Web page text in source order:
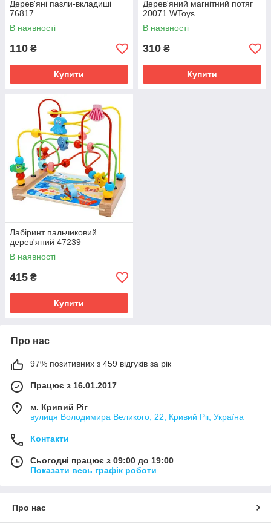
Дерев'яні пазли-вкладиші
76817
В наявності
110 ₴
Купити
Дерев'яний магнітний потяг
20071 WToys
В наявності
310 ₴
Купити
Лабіринт пальчиковий
дерев'яний 47239
В наявності
415 ₴
Купити
Про нас
97% позитивних з 459 відгуків за рік
Працює з 16.01.2017
м. Кривий Ріг
вулиця Володимира Великого, 22, Кривий Ріг, Україна
Контакти
Сьогодні працює з 09:00 до 19:00
Показати весь графік роботи
Про нас